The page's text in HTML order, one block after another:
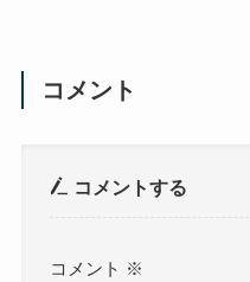
コメント
コメントする
コメント ※